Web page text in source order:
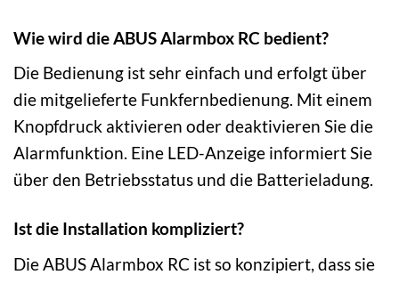
Wie wird die ABUS Alarmbox RC bedient?
Die Bedienung ist sehr einfach und erfolgt über
die mitgelieferte Funkfernbedienung. Mit einem
Knopfdruck aktivieren oder deaktivieren Sie die
Alarmfunktion. Eine LED-Anzeige informiert Sie
über den Betriebsstatus und die Batterieladung.
Ist die Installation kompliziert?
Die ABUS Alarmbox RC ist so konzipiert, dass sie